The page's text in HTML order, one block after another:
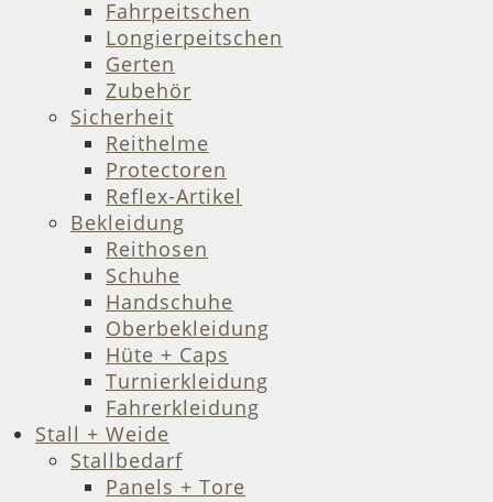
Fahrpeitschen
Longierpeitschen
Gerten
Zubehör
Sicherheit
Reithelme
Protectoren
Reflex-Artikel
Bekleidung
Reithosen
Schuhe
Handschuhe
Oberbekleidung
Hüte + Caps
Turnierkleidung
Fahrerkleidung
Stall + Weide
Stallbedarf
Panels + Tore